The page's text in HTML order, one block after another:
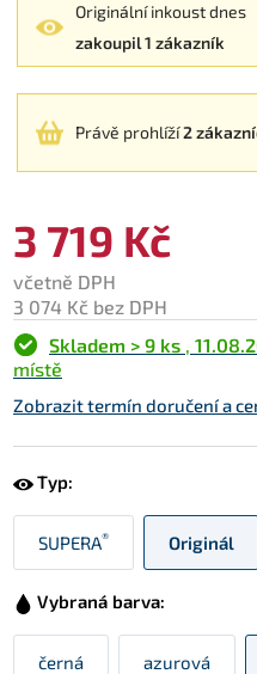
Originální inkoust dnes
zakoupil 1 zákazník
Právě prohlíží2
3 719 Kč
včetně DPH
3 074 Kč bez DPH
Skladem > 9 ks ,
místě
Zobrazit termín doručení a
Typ:
SUPERA® Originál
Vybraná barva:
černá azurová